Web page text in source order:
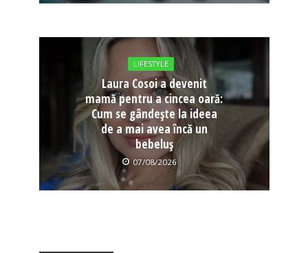
LIFESTYLE
Laura Cosoi a devenit
mamă pentru a cincea oară:
Cum se gândește la ideea
de a mai avea încă un
bebeluș
07/08/2026